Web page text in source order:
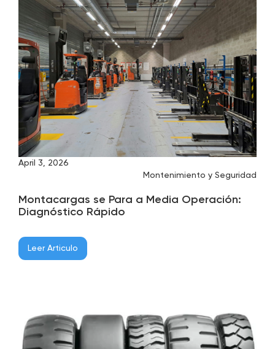
April 3, 2026
Montenimiento y Seguridad
Montacargas se Para a Media Operación:
Diagnóstico Rápido
Leer Articulo